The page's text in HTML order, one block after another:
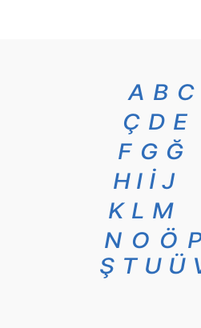
A B C
Ç D E
F G Ğ
H I İ J
K L M
N O Ö
Ş T U Ü